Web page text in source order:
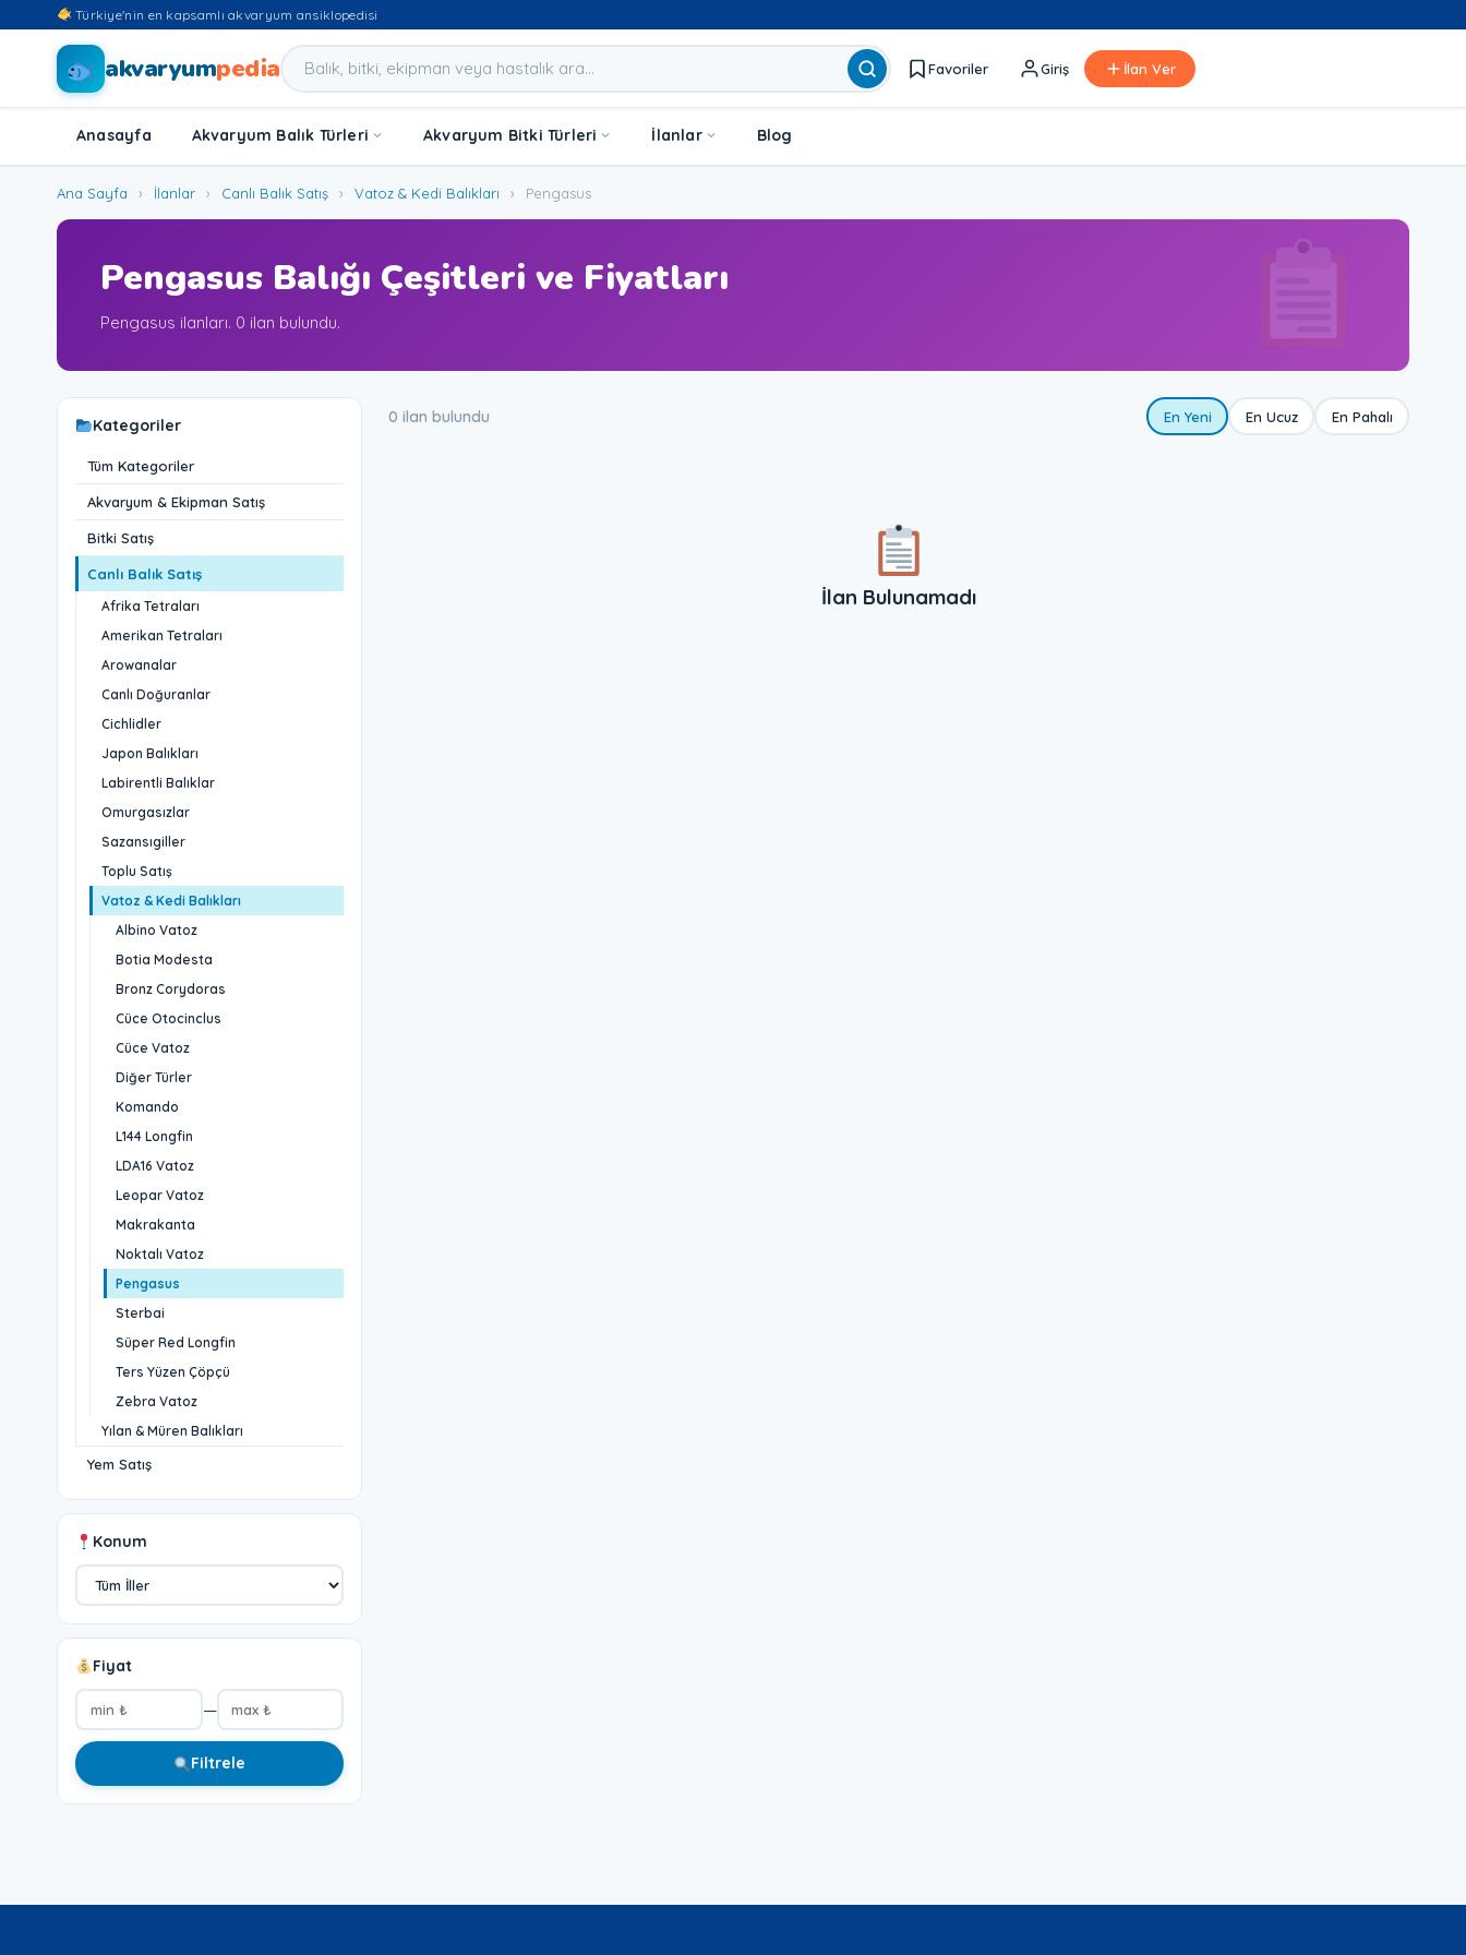
Türkiye'nin en kapsamlı akvaryum ansiklopedisi
akvaryumpedia Favoriler Giriş İlan Ver
Anasayfa Akvaryum Balık Türleri Akvaryum Bitki Türleri İlanlar Blog
Ana Sayfa › İlanlar › Canlı Balık Satış › Vatoz & Kedi Balıkları › Pengasus
Pengasus Balığı Çeşitleri ve Fiyatları
Pengasus ilanları. 0 ilan bulundu.
Kategoriler
Tüm Kategoriler
Akvaryum & Ekipman Satış
Bitki Satış
Canlı Balık Satış
Afrika Tetraları
Amerikan Tetraları
Arowanalar
Canlı Doğuranlar
Cichlidler
Japon Balıkları
Labirentli Balıklar
Omurgasızlar
Sazansıgiller
Toplu Satış
Vatoz & Kedi Balıkları
Albino Vatoz
Botia Modesta
Bronz Corydoras
Cüce Otocinclus
Cüce Vatoz
Diğer Türler
Komando
L144 Longfin
LDA16 Vatoz
Leopar Vatoz
Makrakanta
Noktalı Vatoz
Pengasus
Sterbai
Süper Red Longfin
Ters Yüzen Çöpçü
Zebra Vatoz
Yılan & Müren Balıkları
Yem Satış
Konum
Fiyat
—
Filtrele
0 ilan bulundu En Yeni En Ucuz En Pahalı
İlan Bulunamadı